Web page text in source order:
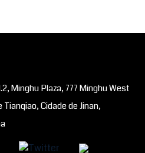
Minghu Plaza, 777 Minghu West
Cidade de Jinan,